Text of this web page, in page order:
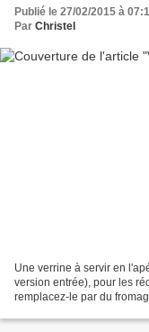
Publié le 27/02/2015 à
Par Christel
Une verrine à servir en
version entrée), pour les
remplacez-le par du